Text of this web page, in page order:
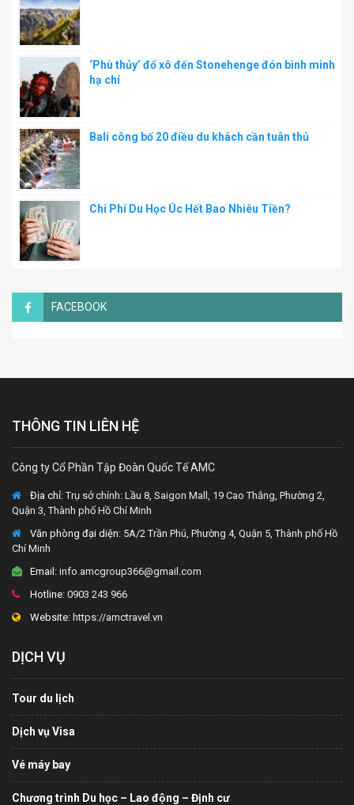
‘Phù thủy’ đổ xô đến Stonehenge đón bình minh
hạ chí
Bali công bố 20 điều du khách cần tuân thủ
Chi Phí Du Học Úc Hết Bao Nhiêu Tiền?
FACEBOOK
THÔNG TIN LIÊN HỆ
Công ty Cổ Phần Tập Đoàn Quốc Tế AMC
Địa chỉ:Trụ sở chính: Lầu 8, Saigon Mall, 19 Cao Thắng, Phường 2,
Quận 3, Thành phố Hồ Chí Minh
Văn phòng đại diện: 5A/2 Trần Phú, Phường 4, Quận 5, Thành phố Hồ
Chí Minh
Email: info.amcgroup366@gmail.com
Hotline: 0903 243 966
Website: https://amctravel.vn
DỊCH VỤ
Tour du lịch
Dịch vụ Visa
Vé máy bay
Chương trình Du học – Lao động – Định cư